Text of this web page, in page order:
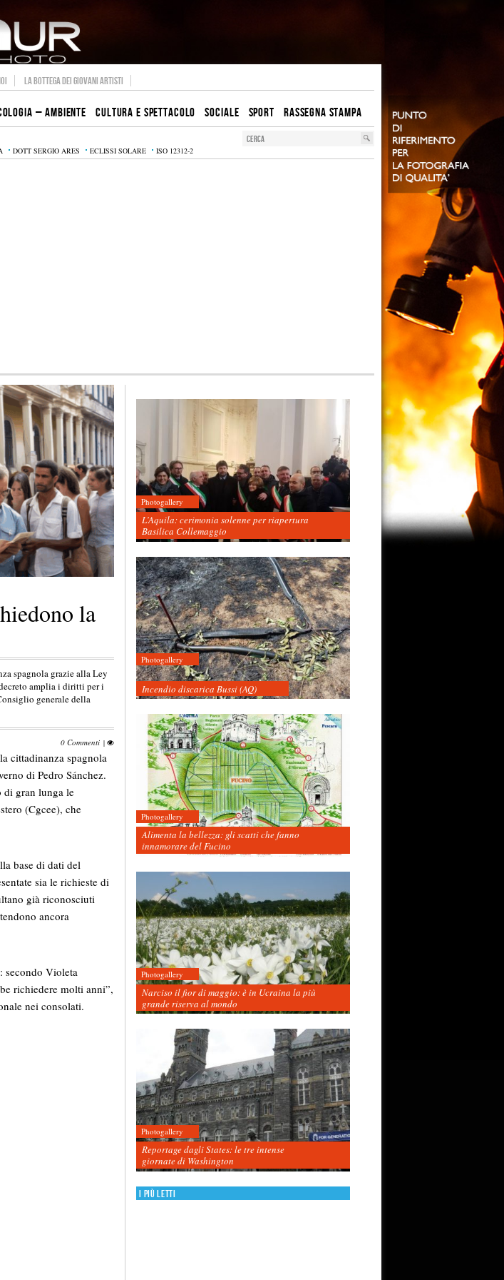
LA BOTTEGA DEI GIOVANI ARTISTI
– AMBIENTE CULTURA E SPETTACOLO SOCIALE SPORT RASSEGNA STAMPA
DOTT SERGIO ARES ECLISSI SOLARE ISO 12312-2
la
spagnola grazie alla Ley
amplia i diritti per i
generale della
0 Commenti |
cittadinanza spagnola
di Pedro Sánchez.
di gran lunga le
(Cgcee), che
base di dati del
sia le richieste di
già riconosciuti
ancora
secondo Violeta
richiedere molti anni”,
nei consolati.
Photogallery
L’Aquila: cerimonia solenne per riapertura
Basilica Collemaggio
Photogallery
Incendio discarica Bussi (AQ)
Photogallery
Alimenta la bellezza: gli scatti che fanno
innamorare del Fucino
Photogallery
Narciso il fior di maggio: è in Ucraina la più
grande riserva al mondo
Photogallery
Reportage dagli States: le tre intense
giornate di Washington
I più letti